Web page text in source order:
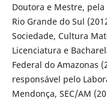
Doutora e Mestre,
Rio Grande do Sul
Sociedade, Cultura
Licenciatura e
Federal do Amazonas
responsável pelo
Mendonça, SEC/AM